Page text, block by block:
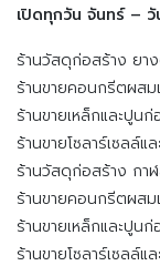
เปิดทุกวัน จันทร์ –
ร้านวัสดุก่อสร้าง ยา
ร้านขายคอนกรีตผสม
ร้านขายเหล็กและปูน
ร้านขายโซลาร์เซลล์
ร้านวัสดุก่อสร้าง กา
ร้านขายคอนกรีตผสม
ร้านขายเหล็กและปูน
ร้านขายโซลาร์เซลล์